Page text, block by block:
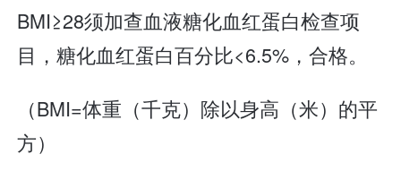
BMI≥28须加查血液糖化血红蛋白检查项
目，糖化血红蛋白百分比<6.5%，合格。
（BMI=体重（千克）除以身高（米）的平
方）